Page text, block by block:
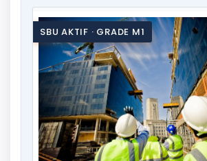
SBU AKTIF · GRADE M1